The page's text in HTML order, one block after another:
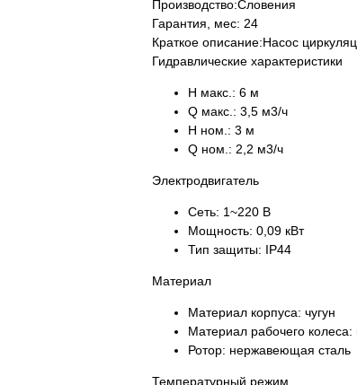
Производство:Словения
Гарантия, мес: 24
Краткое описание:Насос
Гидравлические характеристики
H макс.: 6 м
Q макс.: 3,5 м3/ч
H ном.: 3 м
Q ном.: 2,2 м3/ч
Электродвигатель
Сеть: 1~220 В
Мощность: 0,09 кВт
Тип защиты: IP44
Материал
Материал корпуса: чугун
Материал рабочего колеса:
Ротор: нержавеющая сталь
Температурный режим